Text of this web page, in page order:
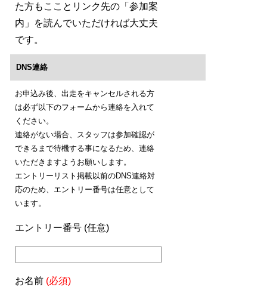
た方もこことリンク先の「参加案
内」を読んでいただければ大丈夫
です。
DNS連絡
お申込み後、出走をキャンセルされる方
は必ず以下のフォームから連絡を入れて
ください。
連絡がない場合、スタッフは参加確認が
できるまで待機する事になるため、連絡
いただきますようお願いします。
エントリーリスト掲載以前のDNS連絡対
応のため、エントリー番号は任意として
います。
エントリー番号 (任意)
お名前 (必須)